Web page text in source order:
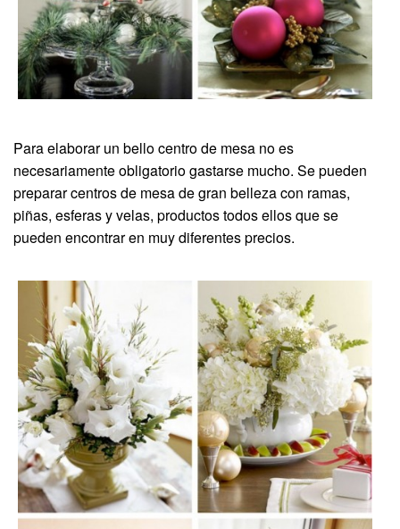
Para elaborar un bello centro de mesa no es
necesariamente obligatorio gastarse mucho. Se pueden
preparar centros de mesa de gran belleza con ramas,
piñas, esferas y velas, productos todos ellos que se
pueden encontrar en muy diferentes precios.